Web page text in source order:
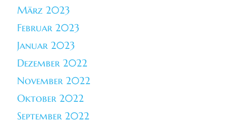
März 2023
Februar 2023
Januar 2023
Dezember 2022
November 2022
Oktober 2022
September 2022